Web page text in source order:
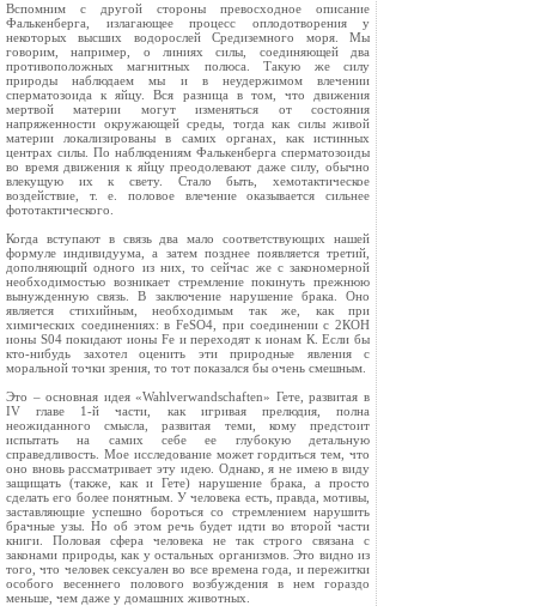
Вспомним с другой стороны превосходное описание
Фалькенберга, излагающее процесс оплодотворения у
некоторых высших водорослей Средиземного моря. Мы
говорим, например, о линиях силы, соединяющей два
противоположных магнитных полюса. Такую же силу
природы наблюдаем мы и в неудержимом влечении
сперматозоида к яйцу. Вся разница в том, что движения
мертвой материи могут изменяться от состояния
напряженности окружающей среды, тогда как силы живой
материи локализированы в самих органах, как истинных
центрах силы. По наблюдениям Фалькенберга сперматозоиды
во время движения к яйцу преодолевают даже силу, обычно
влекущую их к свету. Стало быть, хемотактическое
воздействие, т. е. половое влечение оказывается сильнее
фототактического.
Когда вступают в связь два мало соответствующих нашей
формуле индивидуума, а затем позднее появляется третий,
дополняющий одного из них, то сейчас же с закономерной
необходимостью возникает стремление покинуть прежнюю
вынужденную связь. В заключение нарушение брака. Оно
является стихийным, необходимым так же, как при
химических соединениях: в FeSО4, при соединении с 2КОН
ионы S04 покидают ионы Fe и переходят к ионам К. Если бы
кто‑нибудь захотел оценить эти природные явления с
моральной точки зрения, то тот показался бы очень смешным.
Это – основная идея «Wahlverwandschaften» Гете, развитая в
IV главе 1‑й части, как игривая прелюдия, полна
неожиданного смысла, развитая теми, кому предстоит
испытать на самих себе ее глубокую детальную
справедливость. Мое исследование может гордиться тем, что
оно вновь рассматривает эту идею. Однако, я не имею в виду
защищать (также, как и Гете) нарушение брака, а просто
сделать его более понятным. У человека есть, правда, мотивы,
заставляющие успешно бороться со стремлением нарушить
брачные узы. Но об этом речь будет идти во второй части
книги. Половая сфера человека не так строго связана с
законами природы, как у остальных организмов. Это видно из
того, что человек сексуален во все времена года, и пережитки
особого весеннего полового возбуждения в нем гораздо
меньше, чем даже у домашних животных.